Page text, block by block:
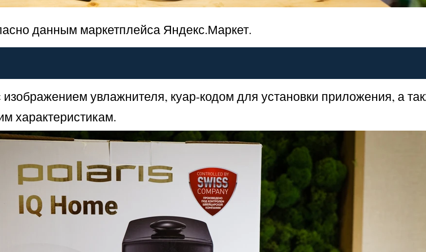
данным маркетплейса Яндекс.Маркет.
увлажнителя, куар-кодом для установки приложения, а
характеристикам.